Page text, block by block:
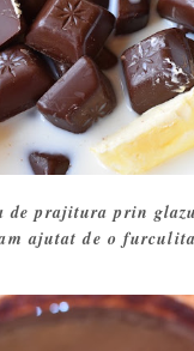
de prajitura prin
ajutat de o